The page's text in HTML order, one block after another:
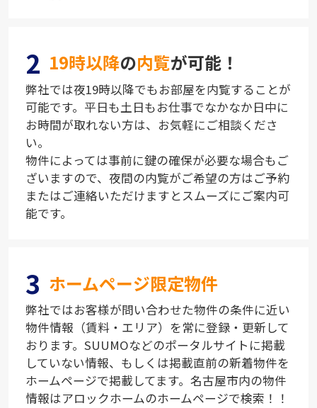
2 19時以降の内覧が可能！
弊社では夜19時以降でもお部屋を内覧することが
可能です。平日も土日もお仕事でなかなか日中に
お時間が取れない方は、お気軽にご相談くださ
い。
物件によっては事前に鍵の確保が必要な場合もご
ざいますので、夜間の内覧がご希望の方はご予約
またはご連絡いただけますとスムーズにご案内可
能です。
3 ホームページ限定物件
弊社ではお客様が問い合わせた物件の条件に近い
物件情報（賃料・エリア）を常に登録・更新して
おります。SUUMOなどのポータルサイトに掲載
していない情報、もしくは掲載直前の新着物件を
ホームページで掲載してます。名古屋市内の物件
情報はアロックホームのホームページで検索！！